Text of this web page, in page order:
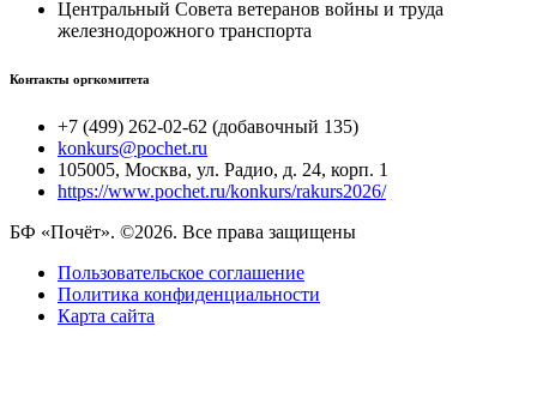
Центральный Совета ветеранов войны и труда
железнодорожного транспорта
Контакты оргкомитета
+7 (499) 262-02-62 (добавочный 135)
konkurs@pochet.ru
105005, Москва, ул. Радио, д. 24, корп. 1
https://www.pochet.ru/konkurs/rakurs2026/
БФ «Почёт». ©2026. Все права защищены
Пользовательское соглашение
Политика конфиденциальности
Карта сайта